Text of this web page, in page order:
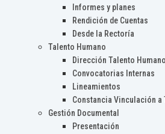
Informes y planes
Rendición de Cuentas
Desde la Rectoría
Talento Humano
Dirección Talento Humano
Convocatorias Internas
Lineamientos
Constancia Vinculación a
Gestión Documental
Presentación